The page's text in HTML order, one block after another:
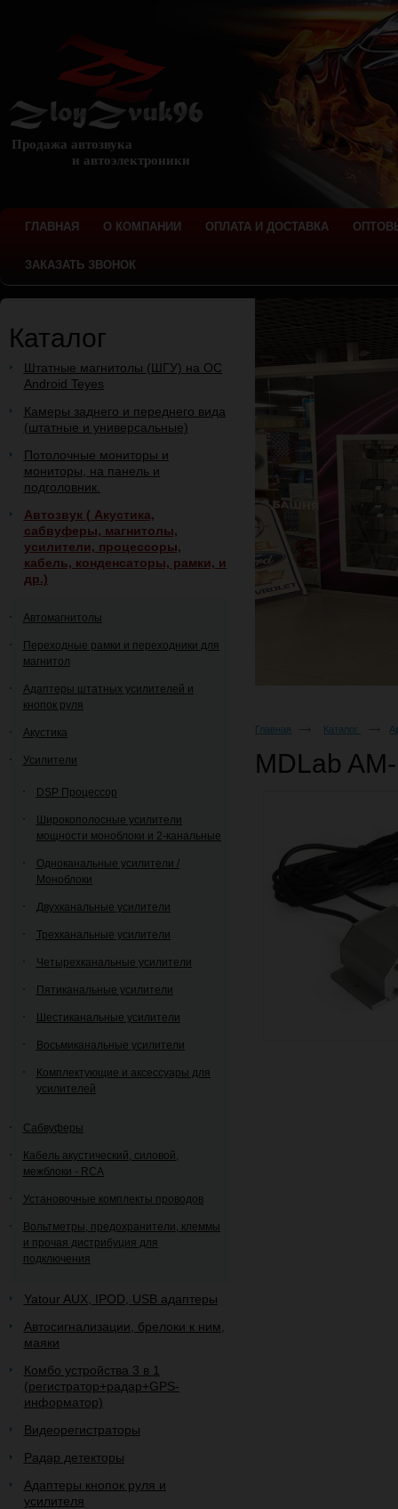
Продажа автозвука
и автоэлектроники
ГЛАВНАЯ О КОМПАНИИ ОПЛАТА И ДОСТАВКА
ЗАКАЗАТЬ ЗВОНОК
Каталог
Штатные магнитолы (ШГУ) на ОС
Android Teyes
Камеры заднего и переднего вида
(штатные и универсальные)
Потолочные мониторы и
мониторы, на панель и
подголовник.
Автозвук ( Акустика,
сабвуферы, магнитолы,
усилители, процессоры,
кабель, конденсаторы, рамки, и
др.)
Автомагнитолы
Переходные рамки и переходники для
магнитол
Адаптеры штатных усилителей и
кнопок руля
Акустика
Усилители
DSP Процессор
Широкополосные усилители
мощности моноблоки и 2-канальные
Одноканальные усилители /
Моноблоки
Двухканальные усилители
Трехканальные усилители
Четырехканальные усилители
Пятиканальные усилители
Шестиканальные усилители
Восьмиканальные усилители
Комплектующие и аксессуары для
усилителей
Сабвуферы
Кабель акустический, силовой,
межблоки - RCA
Установочные комплекты проводов
Вольтметры, предохранители, клеммы
и прочая дистрибуция для
подключения
Yatour AUX, IPOD, USB адаптеры
Автосигнализации, брелоки к ним,
маяки
Комбо устройства 3 в 1
(регистратор+радар+GPS-
информатор)
Видеорегистраторы
Радар детекторы
Адаптеры кнопок руля и
усилителя
Главная Каталог
MDLab